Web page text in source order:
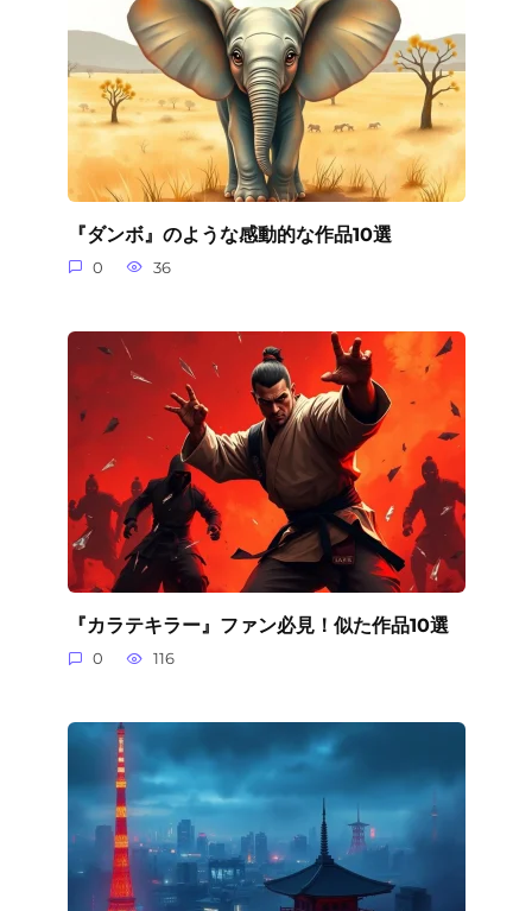
『ダンボ』のような感動的な作品10選
0 36
『カラテキラー』ファン必見！似た作品10選
0 116